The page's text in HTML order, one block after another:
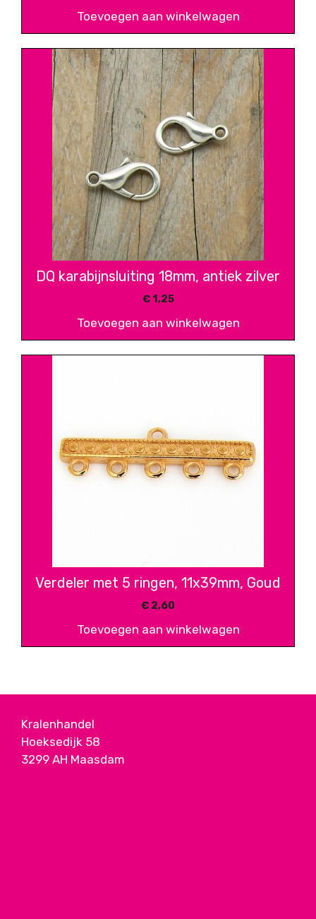
Toevoegen aan winkelwagen
DQ karabijnsluiting 18mm, antiek zilver
€1,25
Toevoegen aan winkelwagen
Verdeler met 5 ringen, 11x39mm, Goud
€ 2,60
Toevoegen aan winkelwagen
Kralenhandel
Hoeksedijk 58
3299 AH Maasdam